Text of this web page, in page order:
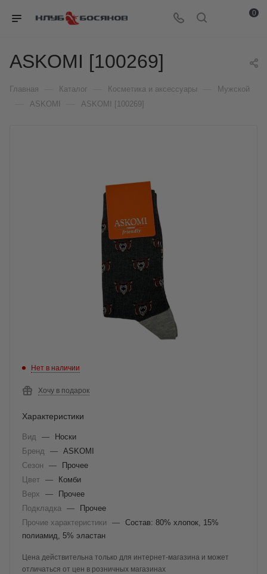
0
ASKOMI [100269]
Главная Каталог Косметика и аксессуары Мужской
ASKOMI ASKOMI [100269]
Нет в наличии
Хочу в подарок
Характеристики
Вид —
Носки
Бренд
— ASKOMI
Сезон
—
Прочее
Цвет —
Комби
Верх
—
Прочее
Подкладка
—
Прочее
Прочие характеристики
— Состав: 80% хлопок, 15%
полиамид, 5% эластан
Цена действительна только для интернет-магазина и может
отличаться от цен в розничных магазинах